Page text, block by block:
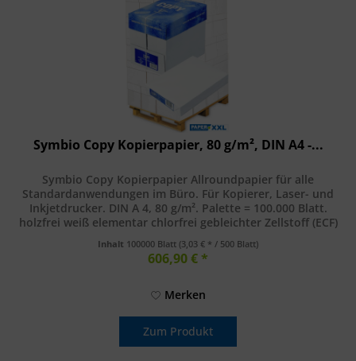
Symbio Copy Kopierpapier, 80 g/m², DIN A4 -...
Symbio Copy Kopierpapier Allroundpapier für alle
Standardanwendungen im Büro. Für Kopierer, Laser- und
Inkjetdrucker. DIN A 4, 80 g/m². Palette = 100.000 Blatt.
holzfrei weiß elementar chlorfrei gebleichter Zellstoff (ECF)
Inhalt 100000 Blatt (3,03 € * / 500 Blatt)
606,90 € *
Merken
Zum Produkt